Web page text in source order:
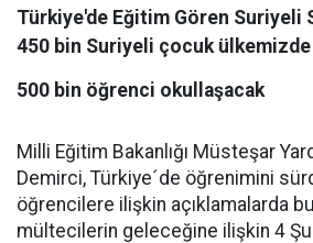
Türkiye'de Eğitim Gören Suriyeli
450 bin Suriyeli çocuk
500 bin öğrenci okullaşacak
Milli Eğitim Bakanlığı Müsteşar
Demirci, Türkiye´de öğrenimini
öğrencilere ilişkin açıklamalarda
mültecilerin geleceğine ilişkin 4